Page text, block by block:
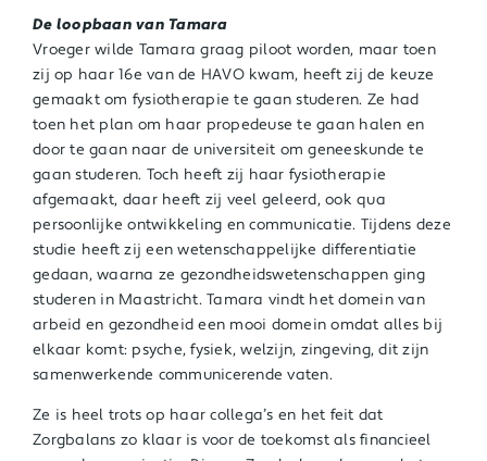
De loopbaan van Tamara
Vroeger wilde Tamara graag piloot worden, maar toen
zij op haar 16e van de HAVO kwam, heeft zij de keuze
gemaakt om fysiotherapie te gaan studeren. Ze had
toen het plan om haar propedeuse te gaan halen en
door te gaan naar de universiteit om geneeskunde te
gaan studeren. Toch heeft zij haar fysiotherapie
afgemaakt, daar heeft zij veel geleerd, ook qua
persoonlijke ontwikkeling en communicatie. Tijdens deze
studie heeft zij een wetenschappelijke differentiatie
gedaan, waarna ze gezondheidswetenschappen ging
studeren in Maastricht. Tamara vindt het domein van
arbeid en gezondheid een mooi domein omdat alles bij
elkaar komt: psyche, fysiek, welzijn, zingeving, dit zijn
samenwerkende communicerende vaten.
Ze is heel trots op haar collega’s en het feit dat
Zorgbalans zo klaar is voor de toekomst als financieel